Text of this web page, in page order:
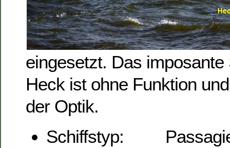
eingesetzt. Das
Heck ist ohne Funktion
der Optik.
Schiffstyp: